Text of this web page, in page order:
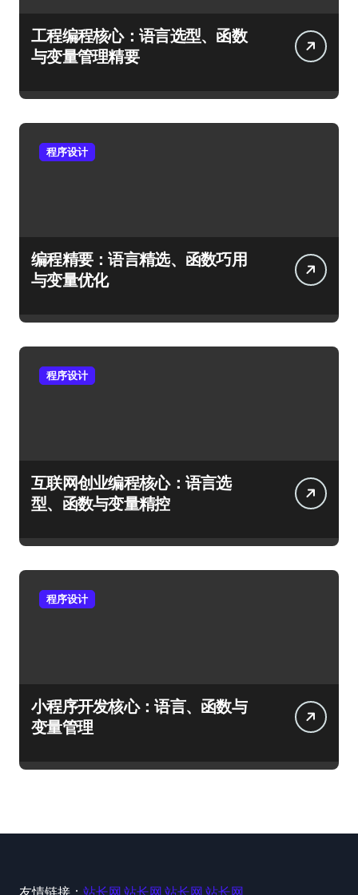
工程编程核心：语言选型、函数
与变量管理精要
程序设计
编程精要：语言精选、函数巧用
与变量优化
程序设计
互联网创业编程核心：语言选
型、函数与变量精控
程序设计
小程序开发核心：语言、函数与
变量管理